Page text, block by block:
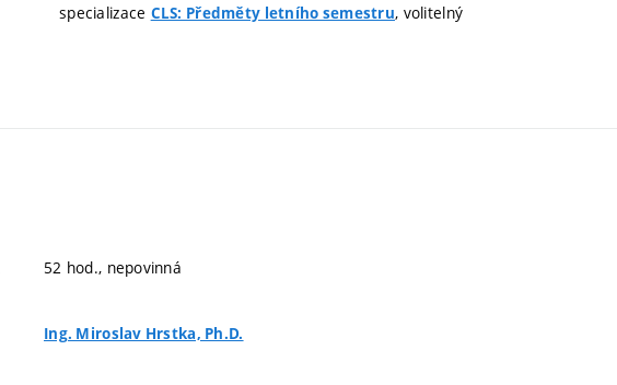
specializace CLS: Předměty letního semestru, volitelný
52 hod., nepovinná
Ing. Miroslav Hrstka, Ph.D.